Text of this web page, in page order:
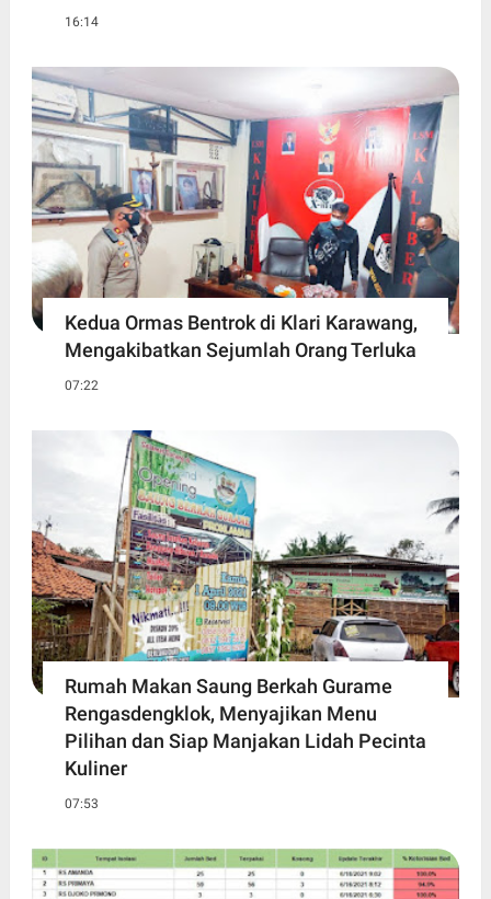
16:14
Kedua Ormas Bentrok di Klari Karawang,
Mengakibatkan Sejumlah Orang Terluka
07:22
Rumah Makan Saung Berkah Gurame
Rengasdengklok, Menyajikan Menu
Pilihan dan Siap Manjakan Lidah Pecinta
Kuliner
07:53